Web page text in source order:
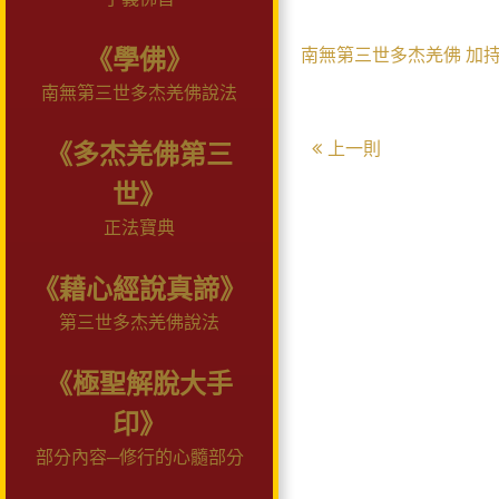
《學佛》
南無第三世多杰羌佛說法
《多杰羌佛第三
世》
正法寶典
《藉心經說真諦》
第三世多杰羌佛說法
《極聖解脫大手
印》
部分內容─修行的心髓部分
南無第三世多杰羌佛 加
上一則